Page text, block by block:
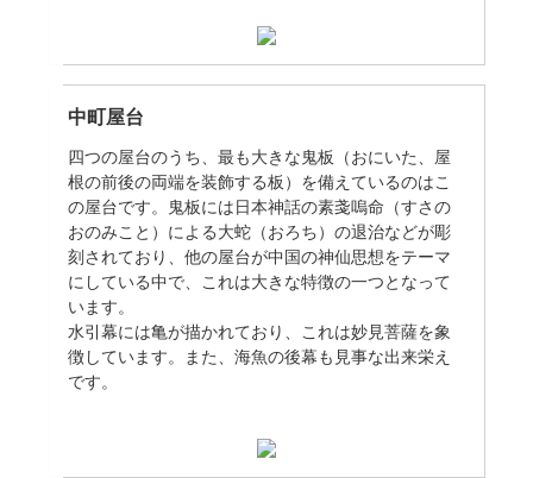
中町屋台
四つの屋台のうち、最も大きな鬼板（おにいた、屋
根の前後の両端を装飾する板）を備えているのはこ
の屋台です。鬼板には日本神話の素戔嗚命（すさの
おのみこと）による大蛇（おろち）の退治などが彫
刻されており、他の屋台が中国の神仙思想をテーマ
にしている中で、これは大きな特徴の一つとなって
います。
水引幕には亀が描かれており、これは妙見菩薩を象
徴しています。また、海魚の後幕も見事な出来栄え
です。